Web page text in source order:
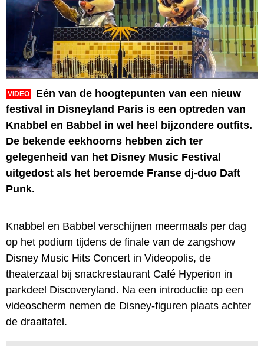
VIDEO
Eén van de hoogtepunten van een nieuw
festival in Disneyland Paris is een optreden van
Knabbel en Babbel in wel heel bijzondere outfits.
De bekende eekhoorns hebben zich ter
gelegenheid van het Disney Music Festival
uitgedost als het beroemde Franse dj-duo Daft
Punk.
Knabbel en Babbel verschijnen meermaals per dag
op het podium tijdens de finale van de zangshow
Disney Music Hits Concert in Videopolis, de
theaterzaal bij snackrestaurant Café Hyperion in
parkdeel Discoveryland. Na een introductie op een
videoscherm nemen de Disney-figuren plaats achter
de draaitafel.